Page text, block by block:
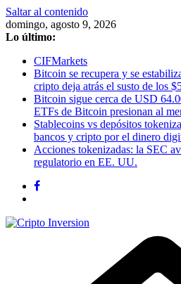
Saltar al contenido
domingo, agosto 9, 2026
Lo último:
CIFMarkets
Bitcoin se recupera y se
cripto deja atrás el susto de los
Bitcoin sigue cerca de USD
ETFs de Bitcoin presionan al
Stablecoins vs depósitos
bancos y cripto por el dinero
Acciones tokenizadas: la SEC
regulatorio en EE. UU.